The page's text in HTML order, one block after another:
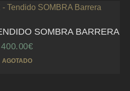
SOMBRA BARRERA
400.00€
AGOTADO